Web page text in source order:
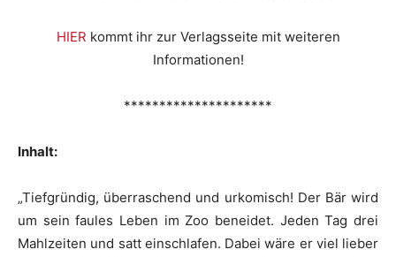
HIER kommt ihr zur Verlagsseite mit weiteren
Informationen!
*********************
Inhalt:
„Tiefgründig, überraschend und urkomisch! Der Bär wird
um sein faules Leben im Zoo beneidet. Jeden Tag drei
Mahlzeiten und satt einschlafen. Dabei wäre er viel lieber